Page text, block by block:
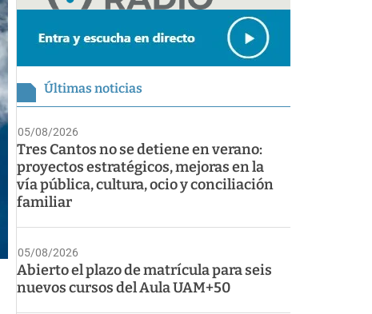
Últimas noticias
05/08/2026
Tres Cantos no se detiene en verano:
proyectos estratégicos, mejoras en la
vía pública, cultura, ocio y conciliación
familiar
05/08/2026
Abierto el plazo de matrícula para seis
nuevos cursos del Aula UAM+50